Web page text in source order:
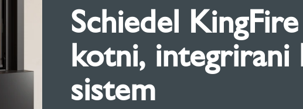
Schiedel
kotni, integrirani
sistem